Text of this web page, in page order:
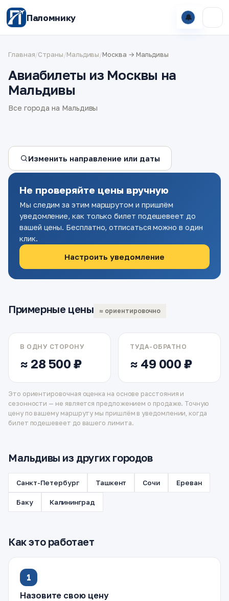
Паломнику 🔔
Главная/Страны/Мальдивы/Москва → Мальдивы
Авиабилеты из Москвы на
Мальдивы
Все города на Мальдивы
Изменить направление или даты
Не проверяйте цены вручную
Мы следим за этим маршрутом и пришлём
уведомление, как только билет подешевеет до
вашей цены. Бесплатно, отписаться можно в один
клик.
Настроить уведомление
Примерные цены ≈ ориентировочно
В ОДНУ СТОРОНУ
≈ 28 500 ₽
ТУДА-ОБРАТНО
≈ 49 000 ₽
Это ориентировочная оценка на основе расстояния и
сезонности — не является предложением о продаже. Точную
цену по вашему маршруту мы пришлём в уведомлении, когда
билет подешевеет до вашего лимита.
Мальдивы из других городов
Санкт-Петербург Ташкент Сочи Ереван
Баку Калининград
Как это работает
1
Назовите свою цену